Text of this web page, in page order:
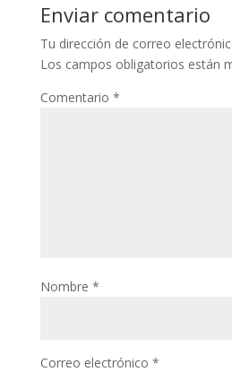
Enviar comentario
Tu dirección de correo
Los campos obligatorios están
Comentario *
Nombre *
Correo electrónico *